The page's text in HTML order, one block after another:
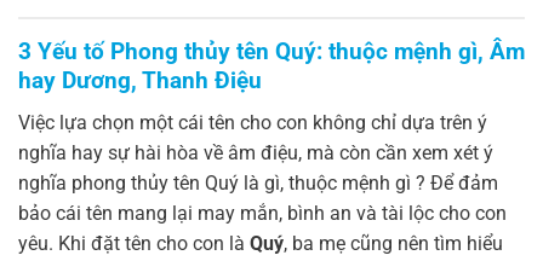
3 Yếu tố Phong thủy tên Quý: thuộc mệnh gì, Âm
hay Dương, Thanh Điệu
Việc lựa chọn một cái tên cho con không chỉ dựa trên ý
nghĩa hay sự hài hòa về âm điệu, mà còn cần xem xét ý
nghĩa phong thủy tên Quý là gì, thuộc mệnh gì ? Để đảm
bảo cái tên mang lại may mắn, bình an và tài lộc cho con
yêu. Khi đặt tên cho con là Quý, ba mẹ cũng nên tìm hiểu